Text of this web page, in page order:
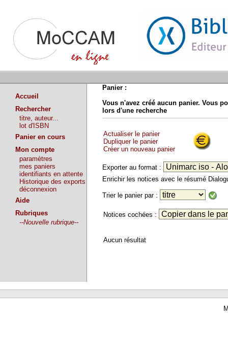
Accueil
Rechercher
titre, auteur...
lot d'ISBN
Panier en cours
Mon compte
paramètres
mes paniers
identifiants en attente
Historique des exports
déconnexion
Aide
Rubriques
--Nouvelle rubrique--
Panier :
Vous n'avez créé aucun panier. Vous
lors d'une recherche
Actualiser le panier
Dupliquer le panier
Créer un nouveau panier
Exporter au format :
Enrichir les notices avec le résumé
Trier le panier par :
Notices cochées :
Aucun résultat